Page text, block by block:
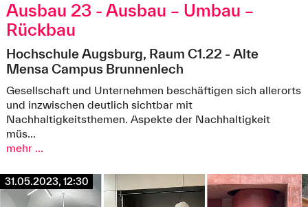
Ausbau 23 - Ausbau – Umbau –
Rückbau
Hochschule Augsburg, Raum C1.22 - Alte
Mensa Campus Brunnenlech
Gesellschaft und Unternehmen beschäftigen sich allerorts
und inzwischen deutlich sichtbar mit
Nachhaltigkeitsthemen. Aspekte der Nachhaltigkeit
müs...
mehr ...
31.05.2023, 12:30